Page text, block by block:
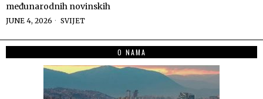
međunarodnih novinskih
JUNE 4, 2026 SVIJET
O NAMA